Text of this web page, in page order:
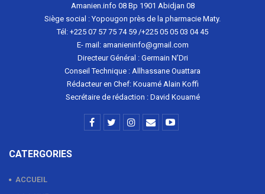
Amanien.info 08 Bp 1901 Abidjan 08
Siège social : Yopougon près de la pharmacie Maty.
Tél: +225 07 57 75 74 59 /+225 05 05 03 04 45
E- mail: amanieninfo@gmail.com
Directeur Général : Germain N'Dri
Conseil Technique : Allhassane Ouattara
Rédacteur en Chef: Kouamé Alain Koffi
Secrétaire de rédaction : David Kouamé
CATERGORIES
ACCUEIL